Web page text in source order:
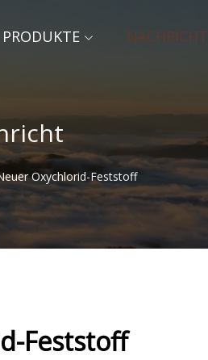
PRODUKTE NACHRICHT
Oxychlorid-Feststoff
Feststoff